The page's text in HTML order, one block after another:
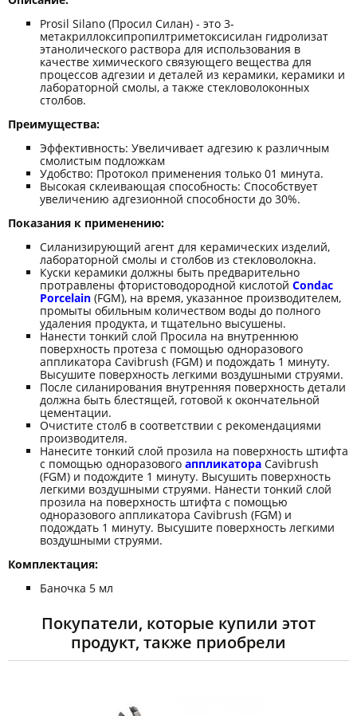
Prosil Silano (Просил Силан) - это 3-
метакриллоксипропилтриметоксисилан гидролизат
этанолического раствора для использования в
качестве химического связующего вещества для
процессов адгезии и деталей из керамики, керамики и
лабораторной смолы, а также стекловолоконных
столбов.
Преимущества:
Эффективность: Увеличивает адгезию к различным
смолистым подложкам
Удобство: Протокол применения только 01 минута.
Высокая склеивающая способность: Способствует
увеличению адгезионной способности до 30%.
Показания к применению:
Силанизирующий агент для керамических изделий,
лабораторной смолы и столбов из стекловолокна.
Куски керамики должны быть предварительно
протравлены фтористоводородной кислотой Condac
Porcelain (FGM), на время, указанное производителем,
промыты обильным количеством воды до полного
удаления продукта, и тщательно высушены.
Нанести тонкий слой Проcила на внутреннюю
поверхность протеза с помощью одноразового
аппликатора Cavibrush (FGM) и подождать 1 минуту.
Высушите поверхность легкими воздушными струями.
После силанирования внутренняя поверхность детали
должна быть блестящей, готовой к окончательной
цементации.
Очистите столб в соответствии с рекомендациями
производителя.
Нанесите тонкий слой прозила на поверхность штифта
с помощью одноразового аппликатора Cavibrush
(FGM) и подождите 1 минуту. Высушить поверхность
легкими воздушными струями. Нанести тонкий слой
прозила на поверхность штифта с помощью
одноразового аппликатора Cavibrush (FGM) и
подождать 1 минуту. Высушите поверхность легкими
воздушными струями.
Комплектация:
Баночка 5 мл
Покупатели, которые купили этот
продукт, также приобрели